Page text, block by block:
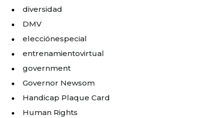
diversidad
DMV
elecciónespecial
entrenamientovirtual
government
Governor Newsom
Handicap Plaque Card
Human Rights